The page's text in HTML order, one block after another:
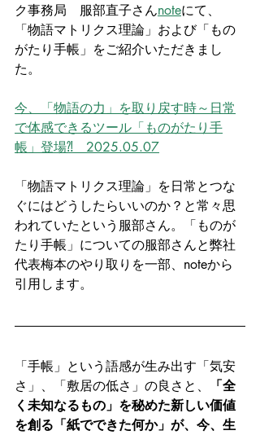
ク事務局　服部直子さんnoteにて、
「物語マトリクス理論」および「もの
がたり手帳」をご紹介いただきまし
た。
今、「物語の力」を取り戻す時～日常
で体感できるツール「ものがたり手
帳」登場⁈　2025.05.07
「物語マトリクス理論」を日常とつな
ぐにはどうしたらいいのか？と常々思
われていたという服部さん。「ものが
たり手帳」についての服部さんと弊社
代表梅本のやり取りを一部、noteから
引用します。
「手帳」という語感が生み出す「気安
さ」、「敷居の低さ」の良さと、
「全
く未知なるもの」を秘めた新しい価値
を創る「紙でできた何か」が、今、生